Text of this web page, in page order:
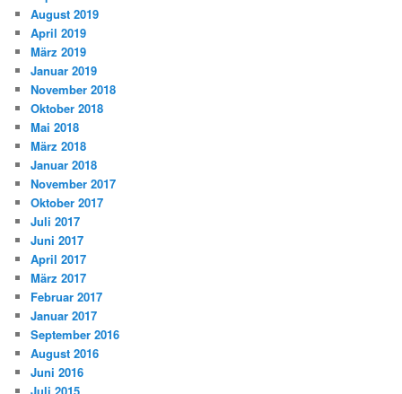
August 2019
April 2019
März 2019
Januar 2019
November 2018
Oktober 2018
Mai 2018
März 2018
Januar 2018
November 2017
Oktober 2017
Juli 2017
Juni 2017
April 2017
März 2017
Februar 2017
Januar 2017
September 2016
August 2016
Juni 2016